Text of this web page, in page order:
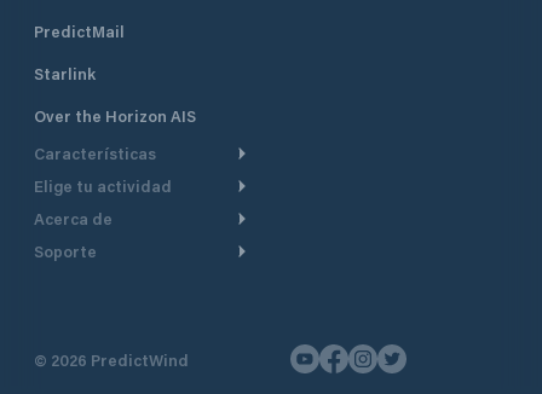
PredictMail
Starlink
Over the Horizon AIS
Características
Ruta Meteorológica
Seguimiento GPS
Elige tu actividad
Crucero
Navegación a motor
Acerca de
De un vistazo
Soporte
Contáctenos
© 2026 PredictWind